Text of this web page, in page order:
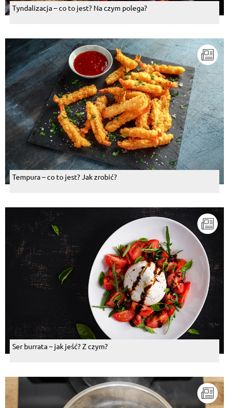
Tyndalizacja – co to jest? Na czym polega?
Tempura – co to jest? Jak zrobić?
Ser burrata – jak jeść? Z czym?